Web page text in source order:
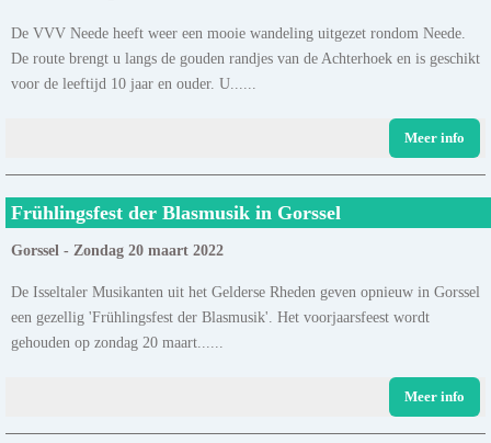
De VVV Neede heeft weer een mooie wandeling uitgezet rondom Neede.
De route brengt u langs de gouden randjes van de Achterhoek en is geschikt
voor de leeftijd 10 jaar en ouder. U......
Meer info
Frühlingsfest der Blasmusik in Gorssel
Gorssel - Zondag 20 maart 2022
De Isseltaler Musikanten uit het Gelderse Rheden geven opnieuw in Gorssel
een gezellig 'Frühlingsfest der Blasmusik'. Het voorjaarsfeest wordt
gehouden op zondag 20 maart......
Meer info